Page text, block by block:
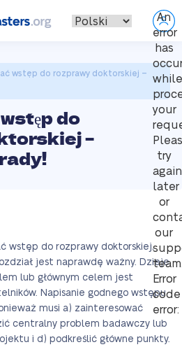
An
error
has
while
your
try
again
later
or
our
Error
code
error:
wstęp do rozprawy doktorskiej –
do
–
wstęp do rozprawy doktorskiej,
jest naprawdę ważny. Dzieje
lub głównym celem jest
Napisanie godnego wstępu
musi a) zainteresować
centralny problem badawczy lub
i d) podkreślić główne punkty.